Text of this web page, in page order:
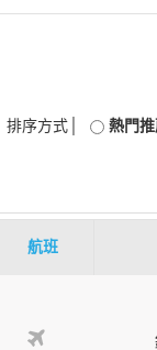
排序方式│ 熱門
航班